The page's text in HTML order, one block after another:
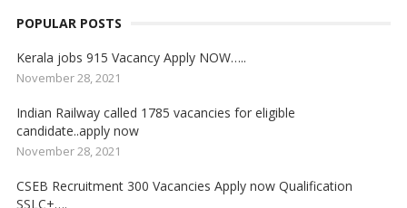
POPULAR POSTS
Kerala jobs 915 Vacancy Apply NOW…..
November 28, 2021
Indian Railway called 1785 vacancies for eligible
candidate..apply now
November 28, 2021
CSEB Recruitment 300 Vacancies Apply now Qualification
SSLC+….